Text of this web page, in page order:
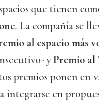
que tienen
. La compañía se
al espacio más
yPremio al
premios ponen en
integrarse en